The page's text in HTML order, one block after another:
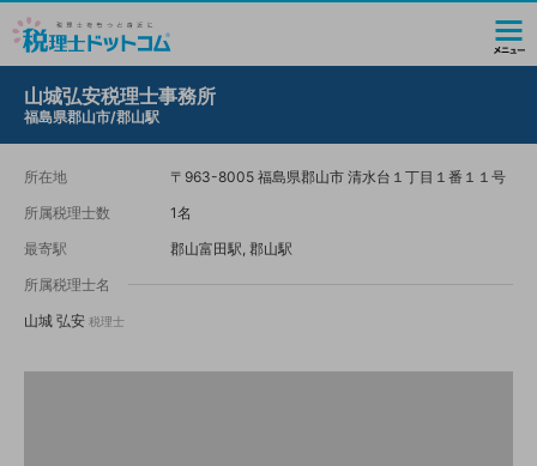
山城弘安税理士事務所
福島県郡山市/郡山駅
所在地
〒963-8005 福島県郡山市 清水台１丁目１番１１号
所属税理士数
1名
最寄駅
郡山富田駅, 郡山駅
所属税理士名
山城 弘安 税理士